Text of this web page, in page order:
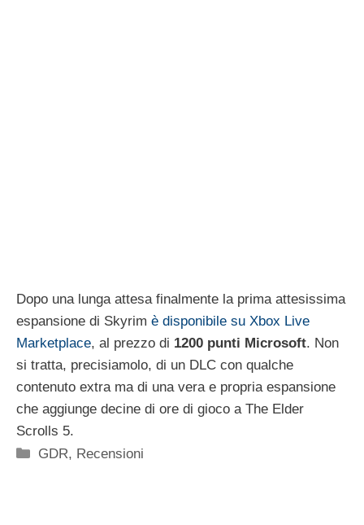
Dopo una lunga attesa finalmente la prima attesissima
espansione di Skyrim è disponibile su Xbox Live
Marketplace, al prezzo di 1200 punti Microsoft. Non
si tratta, precisiamolo, di un DLC con qualche
contenuto extra ma di una vera e propria espansione
che aggiunge decine di ore di gioco a The Elder
Scrolls 5.
Categorie
GDR, Recensioni